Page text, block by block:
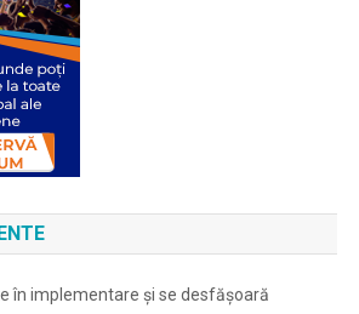
în implementare și se desfășoară